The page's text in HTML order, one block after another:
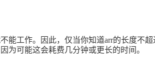
能工作。因此，仅当你知道arr的长度不超
为可能这会耗费几分钟或更长的时间。